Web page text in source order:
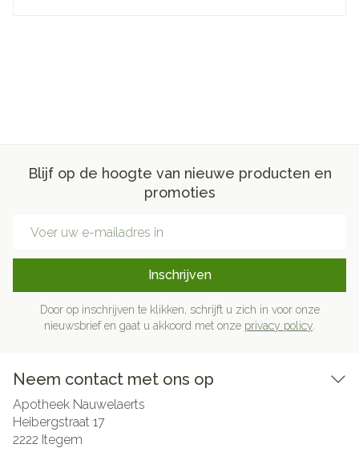
Blijf op de hoogte van nieuwe producten en
promoties
Inschrijven
Door op inschrijven te klikken, schrijft u zich in voor onze
nieuwsbrief en gaat u akkoord met onze privacy policy
Neem contact met ons op
Apotheek Nauwelaerts
Heibergstraat 17
2222 Itegem